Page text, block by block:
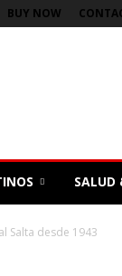
BUY NOW
SALUD
Salta desde 1943